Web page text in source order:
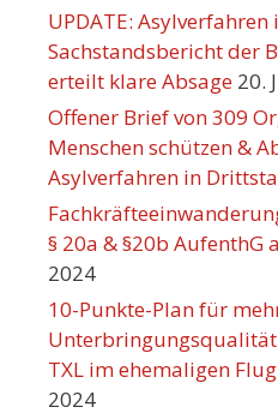
UPDATE:
Sachstandsbericht der
erteilt klare Absage 20.
Offener Brief von 309
Menschen schützen &
Asylverfahren in
§ 20a & §20b AufenthG
2024
10-Punkte-Plan für
TXL im ehemaligen
2024